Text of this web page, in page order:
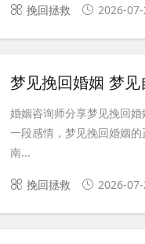
挽回拯救 2026-
梦见挽回婚姻 梦
婚姻咨询师分享梦见挽回
一段感情，梦见挽回婚姻
南...
挽回拯救 2026-